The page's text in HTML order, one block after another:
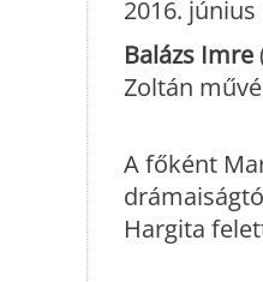
2016.
Balázs Imre
Zoltán
A főként
Hargita